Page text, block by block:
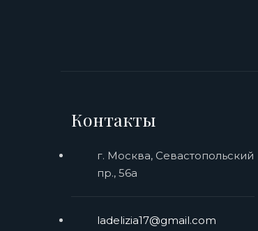
Контакты
г. Москва, Севастопольский
пр., 56а
ladelizia17@gmail.com